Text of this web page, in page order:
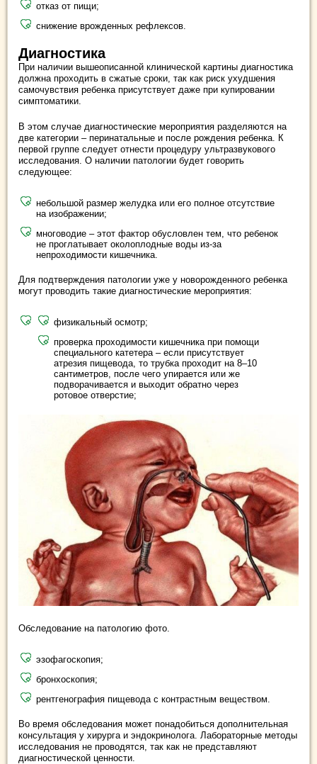
отказ от пищи;
снижение врожденных рефлексов.
Диагностика
При наличии вышеописанной клинической картины диагностика
должна проходить в сжатые сроки, так как риск ухудшения
самочувствия ребенка присутствует даже при купировании
симптоматики.
В этом случае диагностические мероприятия разделяются на
две категории – перинатальные и после рождения ребенка. К
первой группе следует отнести процедуру ультразвукового
исследования. О наличии патологии будет говорить
следующее:
небольшой размер желудка или его полное отсутствие
на изображении;
многоводие – этот фактор обусловлен тем, что ребенок
не проглатывает околоплодные воды из-за
непроходимости кишечника.
Для подтверждения патологии уже у новорожденного ребенка
могут проводить такие диагностические мероприятия:
физикальный осмотр;
проверка проходимости кишечника при помощи
специального катетера – если присутствует
атрезия пищевода, то трубка проходит на 8–10
сантиметров, после чего упирается или же
подворачивается и выходит обратно через
ротовое отверстие;
Обследование на патологию фото.
эзофагоскопия;
бронхоскопия;
рентгенография пищевода с контрастным веществом.
Во время обследования может понадобиться дополнительная
консультация у хирурга и эндокринолога. Лабораторные методы
исследования не проводятся, так как не представляют
диагностической ценности.